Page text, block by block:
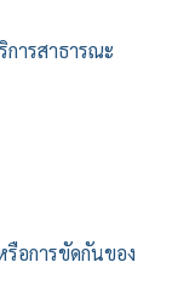
ารสาธารณะ
รือการขัดกันของ